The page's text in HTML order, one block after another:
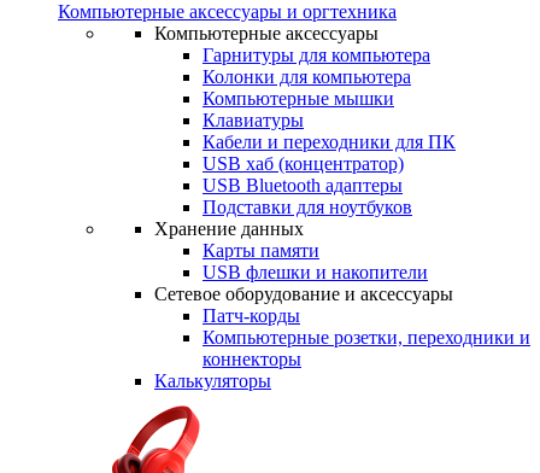
Компьютерные аксессуары и оргтехника
Компьютерные аксессуары
Гарнитуры для компьютера
Колонки для компьютера
Компьютерные мышки
Клавиатуры
Кабели и переходники для ПК
USB хаб (концентратор)
USB Bluetooth адаптеры
Подставки для ноутбуков
Хранение данных
Карты памяти
USB флешки и накопители
Сетевое оборудование и аксессуары
Патч-корды
Компьютерные розетки, переходники и
коннекторы
Калькуляторы